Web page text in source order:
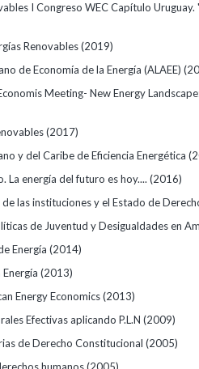
I Congreso WEC Capítulo
Renovables(2019)
de Economía de la Energía (ALAEE)
Meeting- New Energy
(2017)
y del Caribe de Eficiencia Energética
La energía del futuro es hoy.... (2016)
las instituciones y el Estado de
de Juventud y Desigualdades en
Energía (2014)
(2013)
Energy Economics(2013)
Efectivas aplicando P.L.N (2009)
de Derecho Constitucional (2005)